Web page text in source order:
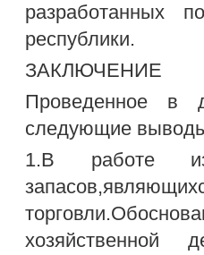
разработанных
республики.
ЗАКЛЮЧЕНИЕ
Проведенное в
следующие
1.B работе
хозяйственной